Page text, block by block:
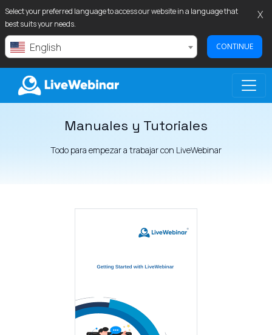
Select your preferred language to access our website in a language that
best suits your needs.
English CONTINUE
X
LIVEWEBINAR.COM
Manuales y Tutoriales
Todo para empezar a trabajar con LiveWebinar